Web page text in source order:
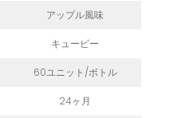
アップル風味
キュービー
60ユニット/ボトル
24ヶ月